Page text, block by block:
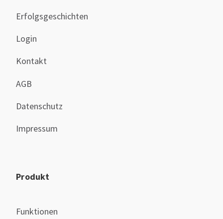
Erfolgsgeschichten
Login
Kontakt
AGB
Datenschutz
Impressum
Produkt
Funktionen